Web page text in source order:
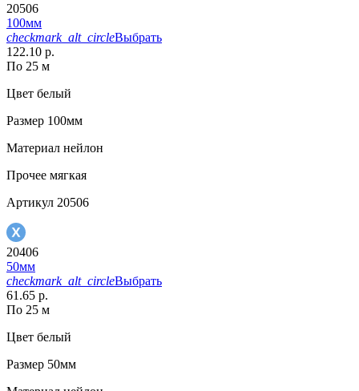
20506
100мм
checkmark_alt_circleВыбрать
122.10 р.
По 25 м
Цвет белый
Размер 100мм
Материал нейлон
Прочее мягкая
Артикул 20506
20406
50мм
checkmark_alt_circleВыбрать
61.65 р.
По 25 м
Цвет белый
Размер 50мм